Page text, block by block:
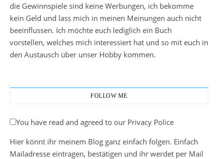
die Gewinnspiele sind keine Werbungen, ich bekomme
kein Geld und lass mich in meinen Meinungen auch nicht
beeinflussen. Ich möchte euch lediglich ein Buch
vorstellen, welches mich interessiert hat und so mit euch in
den Austausch über unser Hobby kommen.
FOLLOW ME
You have read and agreed to our Privacy Police
Hier könnt ihr meinem Blog ganz einfach folgen. Einfach
Mailadresse eintragen, bestätigen und ihr werdet per Mail